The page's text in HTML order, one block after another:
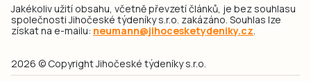
Jakékoliv užití obsahu, včetně převzetí článků, je bez souhlasu
společnosti Jihočeské týdeníky s.r.o. zakázáno. Souhlas lze
získat na e-mailu: neumann@jihocesketydeniky.cz.
2026 © Copyright Jihočeské týdeníky s.r.o.